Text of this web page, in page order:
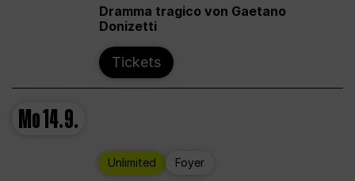
Dramma tragico von Gaetano
Donizetti
Tickets
Mo14.9.
Unlimited Foyer